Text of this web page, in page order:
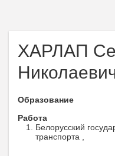
ХАРЛАП
Образование
Работа
Белорусский
транспорта ,